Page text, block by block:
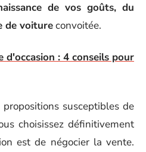
de vos goûts, du
de voitureconvoitée.
d'occasion : 4 conseils pour
susceptibles de
choisissez définitivement
est de négocier la vente.